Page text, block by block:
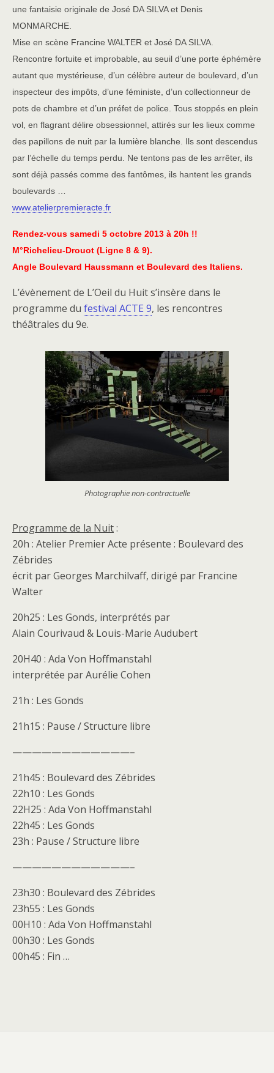
une fantaisie originale de José DA SILVA et Denis
MONMARCHE.
Mise en scène Francine WALTER et José DA SILVA.
Rencontre fortuite et improbable, au seuil d’une porte éphémère
autant que mystérieuse, d’un célèbre auteur de boulevard, d’un
inspecteur des impôts, d’une féministe, d’un collectionneur de
pots de chambre et d’un préfet de police. Tous stoppés en plein
vol, en flagrant délire obsessionnel, attirés sur les lieux comme
des papillons de nuit par la lumière blanche. Ils sont descendus
par l’échelle du temps perdu. Ne tentons pas de les arrêter, ils
sont déjà passés comme des fantômes, ils hantent les grands
boulevards …
www.atelierpremieracte.fr
Rendez-vous samedi 5 octobre 2013 à 20h !!
M°Richelieu-Drouot (Ligne 8 & 9).
Angle Boulevard Haussmann et Boulevard des Italiens.
L’évènement de L’Oeil du Huit s’insère dans le
programme du festival ACTE 9, les rencontres
théâtrales du 9e.
Photographie non-contractuelle
Programme de la Nuit:
20h : Atelier Premier Acte présente : Boulevard des
Zébrides
écrit par Georges Marchilvaff, dirigé par Francine
Walter
20h25 : Les Gonds, interprétés par
Alain Courivaud & Louis-Marie Audubert
20H40 : Ada Von Hoffmanstahl
interprétée par Aurélie Cohen
21h : Les Gonds
21h15 : Pause / Structure libre
————————————–
21h45 : Boulevard des Zébrides
22h10 : Les Gonds
22H25 : Ada Von Hoffmanstahl
22h45 : Les Gonds
23h : Pause / Structure libre
————————————–
23h30 : Boulevard des Zébrides
23h55 : Les Gonds
00H10 : Ada Von Hoffmanstahl
00h30 : Les Gonds
00h45 : Fin …